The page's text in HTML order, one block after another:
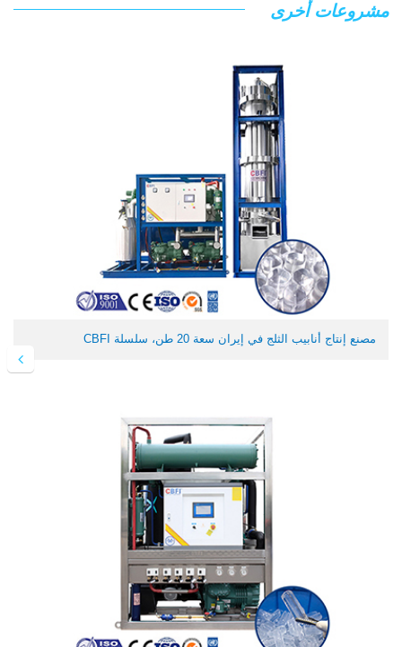
مشروعات أخرى
مصنع إنتاج أنابيب الثلج في إيران سعة 20 طن، سلسلة CBFI